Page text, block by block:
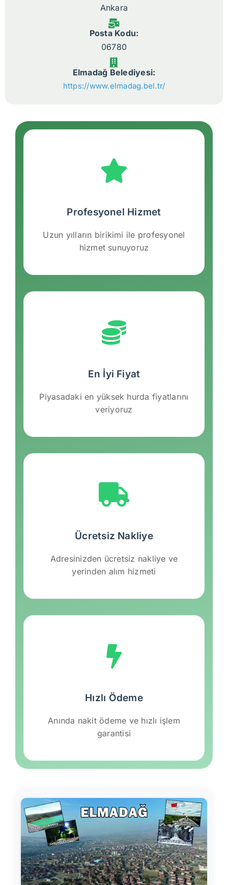
Ankara
Posta Kodu:
06780
Elmadağ Belediyesi:
https://www.elmadag.bel.tr/
Profesyonel Hizmet
Uzun yılların birikimi ile profesyonel
hizmet sunuyoruz
En İyi Fiyat
Piyasadaki en yüksek hurda fiyatlarını
veriyoruz
Ücretsiz Nakliye
Adresinizden ücretsiz nakliye ve
yerinden alım hizmeti
Hızlı Ödeme
Anında nakit ödeme ve hızlı işlem
garantisi